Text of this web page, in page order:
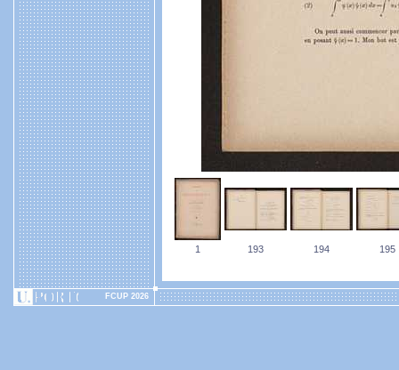
1 193 194 195
FCUP 2026